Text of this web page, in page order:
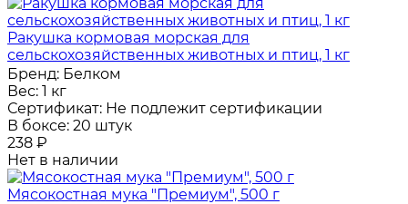
Ракушка кормовая морская для
сельскохозяйственных животных и птиц, 1 кг
Бренд: Белком
Вес: 1 кг
Сертификат: Не подлежит сертификации
В боксе: 20 штук
238 ₽
Нет в наличии
Мясокостная мука "Премиум", 500 г